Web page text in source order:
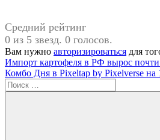
Средний рейтинг
0 из 5 звезд. 0 голосов.
Вам нужно авторизироваться для
Навигация
по
записям
Предыдущая
запись:
Импорт картофеля в РФ вырос почти
Следующая
запись:
Комбо Дня в Pixeltap by Pixelverse на
Поиск
для: